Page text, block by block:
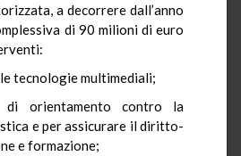
a decorrere dall’anno
di 90 milioni di euro
tecnologie multimediali;
orientamento contro la
e per assicurare il diritto-
e formazione;